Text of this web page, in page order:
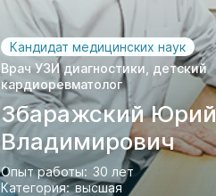
Кандидат медицинских наук
Врач УЗИ диагностики, детский
кардиоревматолог
Збаражский Юрий
Владимирович
Опыт работы: 30 лет
Категория: высшая